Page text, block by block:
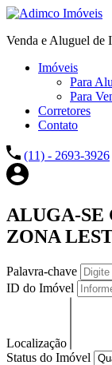
Venda e Aluguel de
Imóveis
Para
Para
Corretores
Contato
(11) - 2693-3926
ALUGA-SE
ZONA
Palavra-chave
ID do Imóvel
Localização
Status do Imóvel